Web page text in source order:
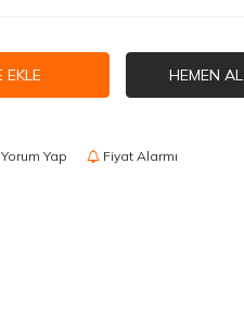
EKLE HEMEN AL
Yap Fiyat Alarmı